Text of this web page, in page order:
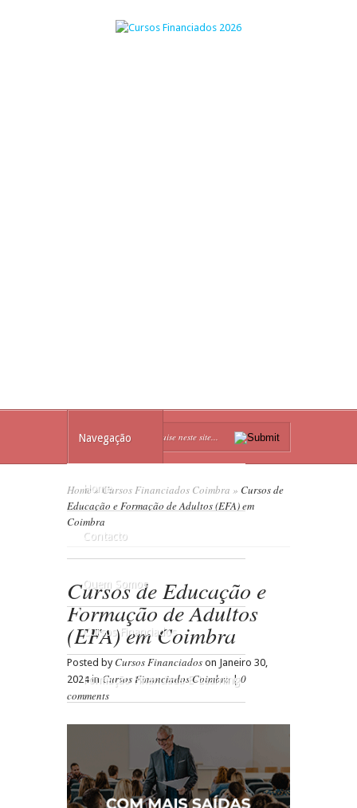
Home
Contacto
Quem Somos
Cursos Financiados
Formação Financiada E-Learning
Navegação
Home »Cursos Financiados Coimbra » Cursos de
Educação e Formação de Adultos (EFA) em
Coimbra
Cursos de Educação e
Formação de Adultos
(EFA) em Coimbra
Posted by Cursos Financiados on Janeiro 30,
2024 inCursos Financiados Coimbra|0
comments